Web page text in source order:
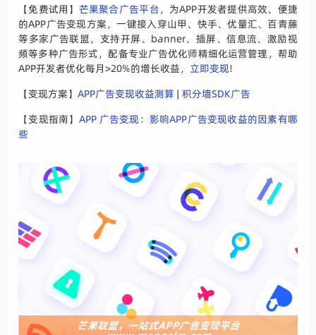
【免费试用】 芒果聚合广告平台，为APP开发者提供高效、便捷
的APP广告变现方案，一键接入穿山甲、快手、优量汇、百青藤
等多家广告联盟，支持开屏、banner、插屏、信息流、激励视
频等多种广告形式，配备专业广告优化师精细化运营管理，帮助
APP开发者优化每月>20%的增长收益， 立即变现!
【变现方案】APP广告变现收益测算 |积分墙SDK广告
【变现指南】 APP 广告变现：影响APP广告变现收益的因素有哪
些